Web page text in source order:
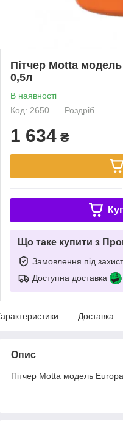
Пітчер Motta
0,5л
В наявності
Код: 2650
Роздріб
1 634 ₴
Що таке купити з
Замовлення під
Доступна доставка
Доставка
Опис
Пітчер Motta модель